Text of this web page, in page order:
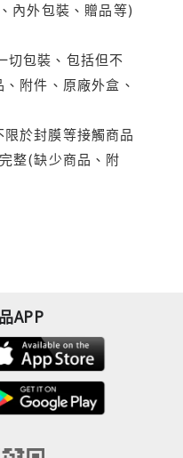
內外包裝、贈品等)
切包裝、包括但不
附件、原廠外盒、
於封膜等接觸商品
整(缺少商品、附
APP